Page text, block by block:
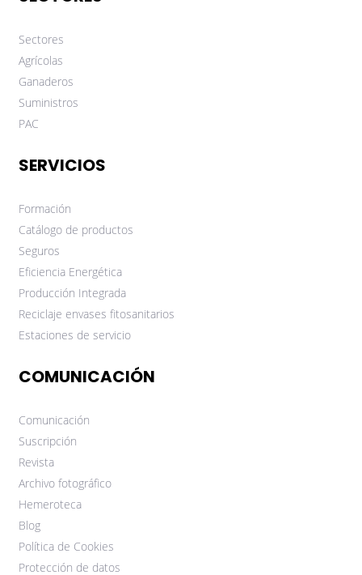
Sectores
Agrícolas
Ganaderos
Suministros
PAC
SERVICIOS
Formación
Catálogo de productos
Seguros
Eficiencia Energética
Producción Integrada
Reciclaje envases fitosanitarios
Estaciones de servicio
COMUNICACIÓN
Comunicación
Suscripción
Revista
Archivo fotográfico
Hemeroteca
Blog
Política de Cookies
Protección de datos